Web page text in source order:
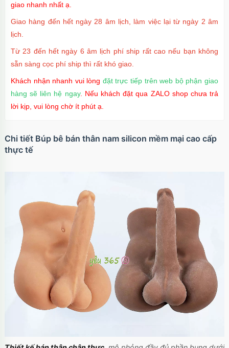
giao nhanh nhất ạ.
Giao hàng đến hết ngày 28 âm lịch, làm việc lại từ ngày 2 âm
lịch.
Từ 23 đến hết ngày 6 âm lịch phí ship rất cao nếu bạn không
sẵn sàng cọc phí ship thì rất khó giao.
Khách nhận nhanh vui lòng đặt trực tiếp trên web bộ phận giao
hàng sẽ liên hệ ngay. Nếu khách đặt qua ZALO shop chưa trả
lời kịp, vui lòng chờ ít phút ạ.
Chi tiết Búp bê bán thân nam silicon mềm mại cao cấp
thực tế